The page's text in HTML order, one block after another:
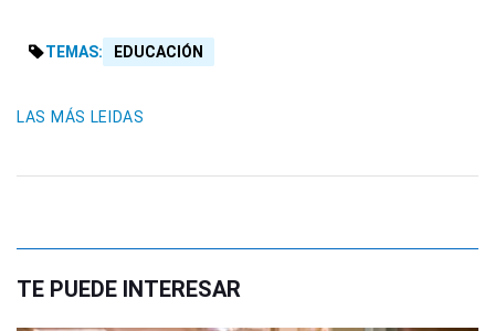
TEMAS: EDUCACIÓN
LAS MÁS LEIDAS
TE PUEDE INTERESAR